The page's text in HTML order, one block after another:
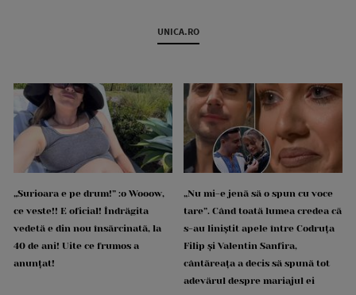
UNICA.RO
„Surioara e pe drum!” :o Wooow,
ce veste!! E oficial! Îndrăgita
vedetă e din nou însărcinată, la
40 de ani! Uite ce frumos a
anunțat!
„Nu mi-e jenă să o spun cu voce
tare”. Când toată lumea credea că
s-au liniștit apele între Codruța
Filip și Valentin Sanfira,
cântăreața a decis să spună tot
adevărul despre mariajul ei